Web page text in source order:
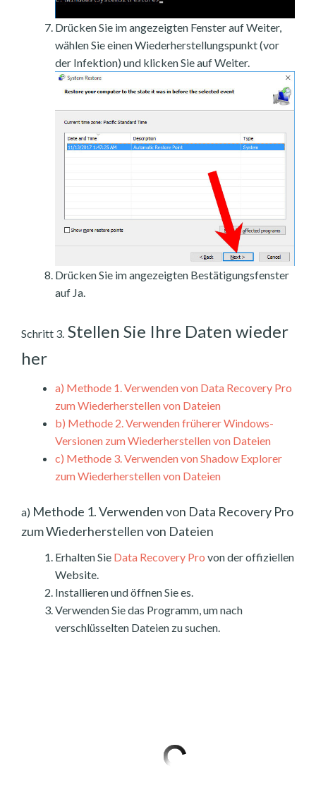
Drücken Sie im angezeigten Fenster auf Weiter,
wählen Sie einen Wiederherstellungspunkt (vor
der Infektion) und klicken Sie auf Weiter.
Drücken Sie im angezeigten Bestätigungsfenster
auf Ja.
Schritt 3. Stellen Sie Ihre Daten wieder
her
a) Methode 1. Verwenden von Data Recovery Pro
zum Wiederherstellen von Dateien
b) Methode 2. Verwenden früherer Windows-
Versionen zum Wiederherstellen von Dateien
c) Methode 3. Verwenden von Shadow Explorer
zum Wiederherstellen von Dateien
a) Methode 1. Verwenden von Data Recovery Pro
zum Wiederherstellen von Dateien
Erhalten Sie Data Recovery Pro von der offiziellen
Website.
Installieren und öffnen Sie es.
Verwenden Sie das Programm, um nach
verschlüsselten Dateien zu suchen.